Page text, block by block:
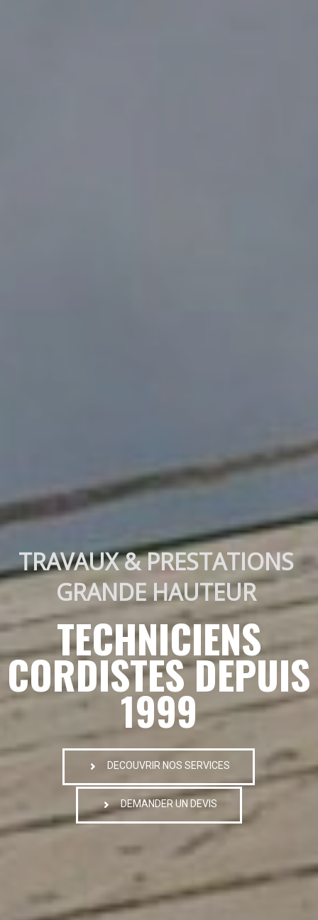
TRAVAUX & PRESTATIONS
GRANDE HAUTEUR
TECHNICIENS
CORDISTES DEPUIS
1999
DECOUVRIR NOS SERVICES
DEMANDER UN DEVIS